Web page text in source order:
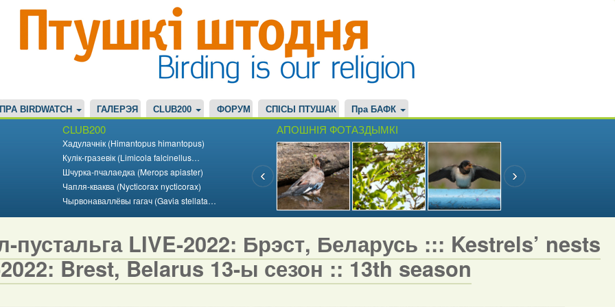
ПРА BIRDWATCH ГАЛЕРЭЯ CLUB200 ФОРУМ СПІСЫ ПТУШАК Пра БАФК
CLUB200
Хадулачнік (Himantopus himantopus)
Кулік-гразевік (Limicola falcinellus…
Шчурка-пчалаедка (Merops apiaster)
Чапля-кваква (Nycticorax nycticorax)
Чырвонаваллёвы гагач (Gavia stellata…
АПОШНІЯ ФОТАЗДЫМКІ
пустальга LIVE-2022: Брэст, Беларусь ::: Kestrels’ nests
Brest, Belarus 13-ы сезон :: 13th season